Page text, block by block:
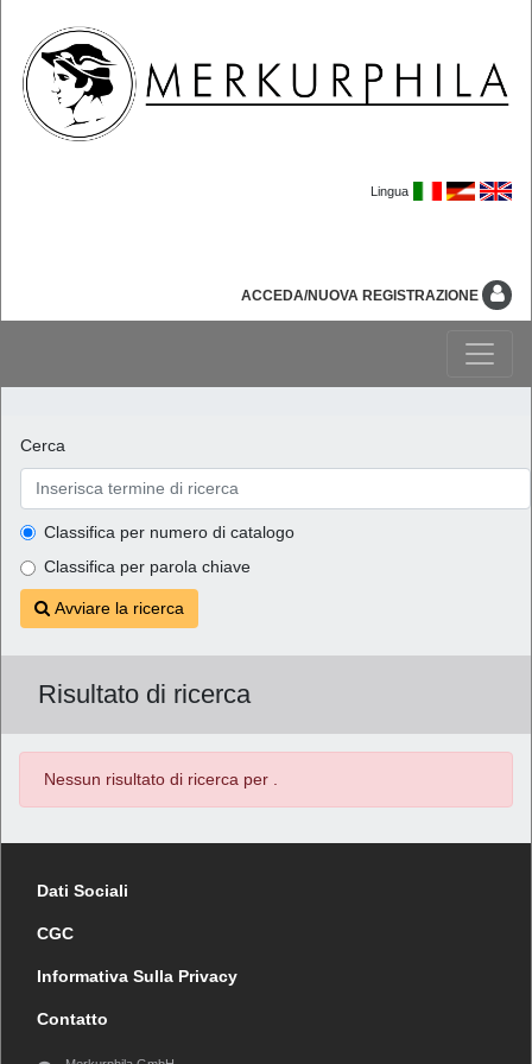
Lingua
ACCEDA/NUOVA REGISTRAZIONE
Cerca
Classifica per numero di catalogo
Classifica per parola chiave
Avviare la ricerca
Risultato di ricerca
Nessun risultato di ricerca per
Dati Sociali
CGC
Informativa Sulla Privacy
Contatto